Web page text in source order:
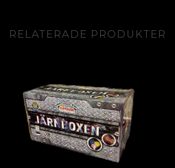
RELATERADE PRODUKTER